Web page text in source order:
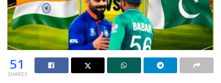
51
SHARES